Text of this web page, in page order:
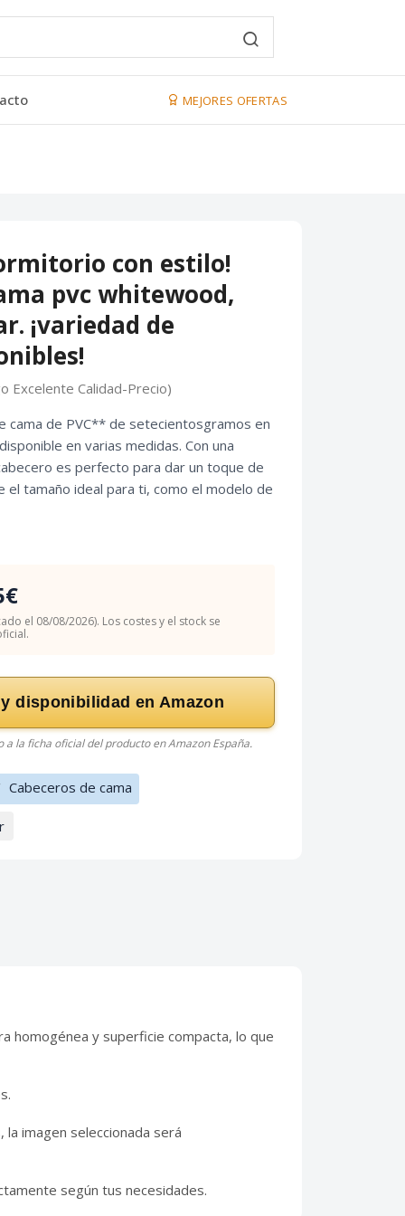
MEJORES OFERTAS
con estilo!
pvc whitewood,
¡variedad de
Excelente Calidad-Precio)
cama de PVC** de setecientosgramos en
en varias medidas. Con una
es perfecto para dar un toque de
el tamaño ideal para ti, como el modelo de
el 08/08/2026). Los costes y el stock se
disponibilidad en Amazon
la ficha oficial del producto en Amazon España.
Cabeceros de cama
homogénea y superficie compacta, lo que
imagen seleccionada será
según tus necesidades.